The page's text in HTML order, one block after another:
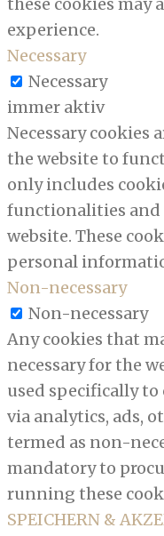
these cookies may
experience.
Necessary
Necessary
immer aktiv
Necessary cookies
the website to
only includes
functionalities and
website. These
personal
Non-necessary
Non-necessary
Any cookies that
necessary for the
used specifically
via analytics, ads,
termed as non-
mandatory to
running these
SPEICHERN &